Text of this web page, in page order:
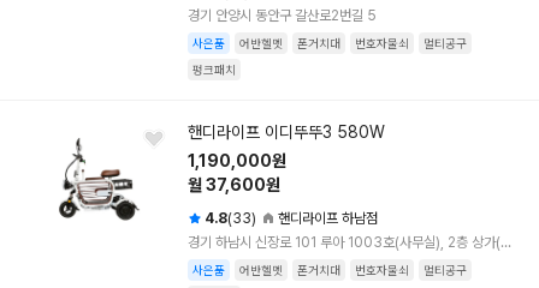
경기 안양시 동안구 갈산로2번길 5
사은품 어반헬멧 폰거치대 번호자물쇠
멀티공구
펑크패치
핸디라이프 이디뚜뚜3 580W
1,190,000원
월 37,600원
4.8(33)
핸디라이프 하남점
경기 하남시 신장로 101 루아 1003호(사무실), 2층 상가(스튜디오&작업실)
사은품 어반헬멧 폰거치대 번호자물쇠
멀티공구